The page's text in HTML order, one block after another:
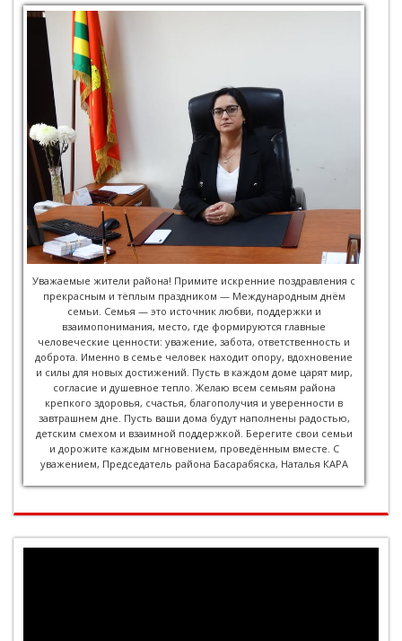
Уважаемые жители района! Примите искренние поздравления с
прекрасным и тёплым праздником — Международным днём
семьи. Семья — это источник любви, поддержки и
взаимопонимания, место, где формируются главные
человеческие ценности: уважение, забота, ответственность и
доброта. Именно в семье человек находит опору, вдохновение
и силы для новых достижений. Пусть в каждом доме царят мир,
согласие и душевное тепло. Желаю всем семьям района
крепкого здоровья, счастья, благополучия и уверенности в
завтрашнем дне. Пусть ваши дома будут наполнены радостью,
детским смехом и взаимной поддержкой. Берегите свои семьи
и дорожите каждым мгновением, проведённым вместе. С
уважением, Председатель района Басарабяска, Наталья КАРА